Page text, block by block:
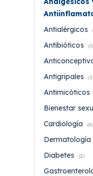
Antialérgicos
Antibióticos
Antigripales
Antimicóticos
Bienestar
Cardiología (6)
Dermatología
Diabetes (2)